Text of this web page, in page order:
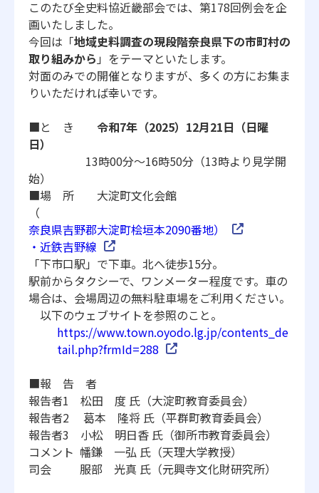
このたび全史料協近畿部会では、 第178回例会を企
画いたしました。
今回は「地域史料調査の現段階――奈良県下の市町村の
取り組みから 」をテーマといたします。
対面のみでの開催となりますが、 多くの方にお集ま
りいただければ幸いです。
■と き 令和7年（2025）12月21日（日曜
日）
13時00分～16時50分（13時より見学開
始）
■場 所 大淀町文化会館
（
奈良県吉野郡大淀町桧垣本2090番地）
・近鉄吉野線
「下市口駅」で下車。北へ徒歩15分。
駅前からタクシーで、ワンメーター程度です。車の
場合は、 会場周辺の無料駐車場をご利用ください。
以下のウェブサイトを参照のこと。
https://www.town.oyodo.lg.jp/contents_de
tail.php?frmId=288
■報 告 者
報告者1 松田 度 氏（大淀町教育委員会）
報告者2 葛本 隆将 氏（平群町教育委員会）
報告者3 小松 明日香 氏（御所市教育委員会）
コメント 幡鎌 一弘 氏（天理大学教授）
司会 服部 光真 氏（元興寺文化財研究所）